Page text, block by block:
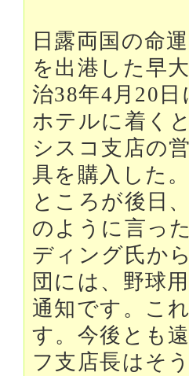
日露両国の命
を出港した早
治38年4月20
ホテルに着く
シスコ支店の
具を購入した。
ところが後日
のように言っ
ディング氏か
団には、野球
通知です。こ
す。今後とも
フ支店長はそ